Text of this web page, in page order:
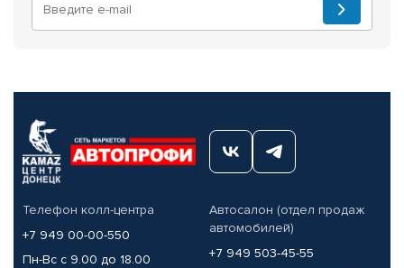
Телефон колл-центра
+7 949 00-00-550
Пн-Вс с 9.00 до 18.00
Автосалон (отдел продаж
автомобилей)
+7 949 503-45-55